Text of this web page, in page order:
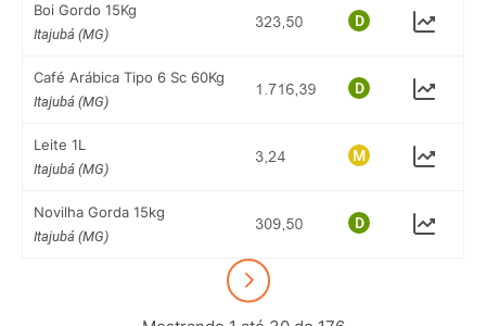
Boi Gordo 15Kg
Itajubá (MG)
Café Arábica Tipo 6 Sc 60Kg
Itajubá (MG)
Leite 1L
Itajubá (MG)
Novilha Gorda 15kg
Itajubá (MG)